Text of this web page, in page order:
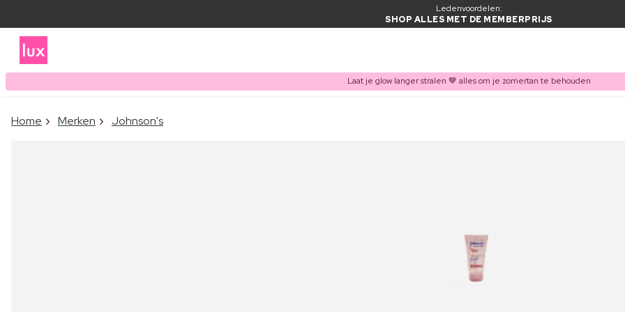
Ledenvoordelen:
SHOP ALLES MET DE MEMBERPRIJS
Laat je glow langer stralen 🤎 alles om je zomertan te behouden
Home Merken Johnson's